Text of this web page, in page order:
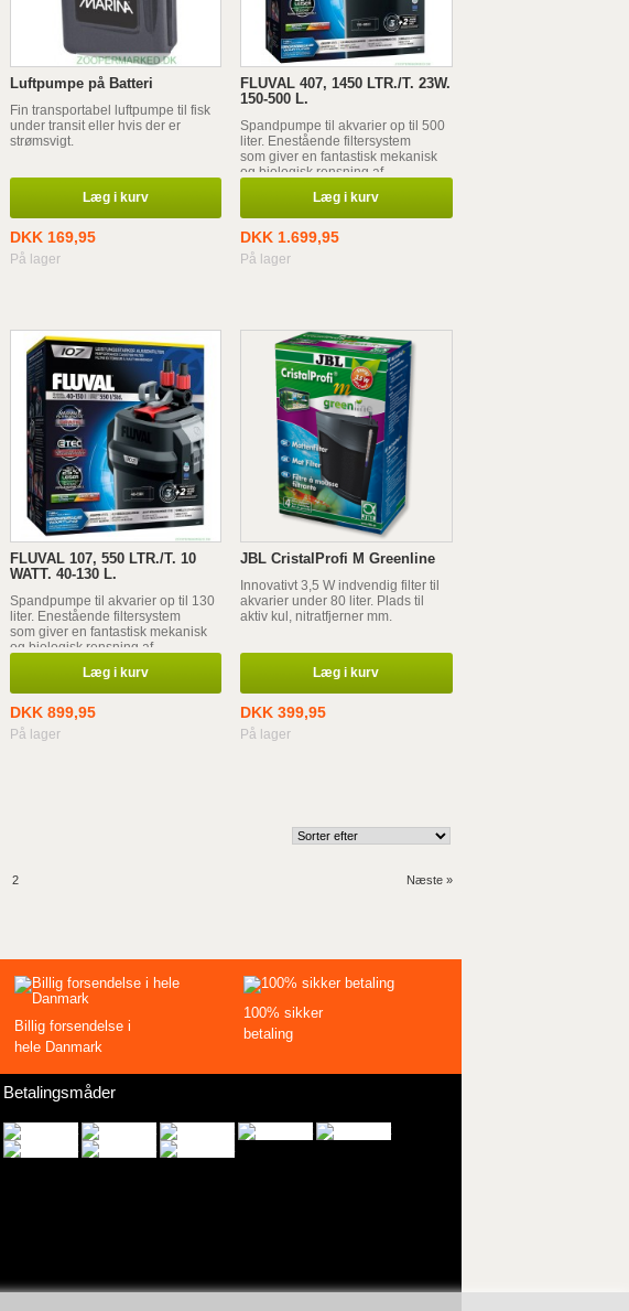
Luftpumpe på Batteri
Fin transportabel luftpumpe til fisk
under transit eller hvis der er
strømsvigt.
Læg i kurv
DKK 169,95
På lager
FLUVAL 407, 1450 LTR./T. 23W.
150-500 L.
Spandpumpe til akvarier op til 500
liter. Enestående filtersystem
som giver en fantastisk mekanisk
og biologisk rensning af
Læg i kurv
DKK 1.699,95
På lager
FLUVAL 107, 550 LTR./T. 10
WATT. 40-130 L.
Spandpumpe til akvarier op til 130
liter. Enestående filtersystem
som giver en fantastisk mekanisk
og biologisk rensning af
Læg i kurv
DKK 899,95
På lager
JBL CristalProfi M Greenline
Innovativt 3,5 W indvendig filter til
akvarier under 80 liter. Plads til
aktiv kul, nitratfjerner mm.
Læg i kurv
DKK 399,95
På lager
2 Næste »
Billig forsendelse i
hele Danmark
100% sikker
betaling
Betalingsmåder